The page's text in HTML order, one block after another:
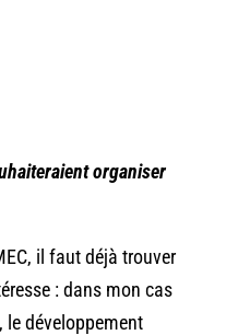
organiser
il faut déjà trouver
: dans mon cas
le développement